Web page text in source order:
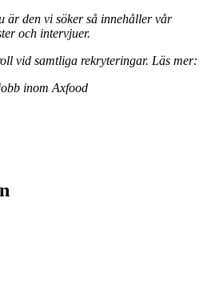
är den vi söker så innehåller vår
och intervjuer.
vid samtliga rekryteringar. Läs mer:
inom Axfood